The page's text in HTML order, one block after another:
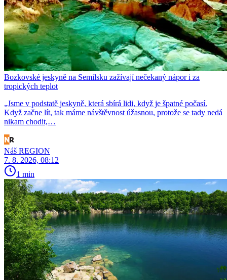
Bozkovské jeskyně na Semilsku zažívají nečekaný nápor i za
tropických teplot
„Jsme v podstatě jeskyně, která sbírá lidi, když je špatné počasí.
Když začne lít, tak máme návštěvnost úžasnou, protože se tady nedá
nikam chodit,…
Náš REGION
7. 8. 2026, 08:12
1 min